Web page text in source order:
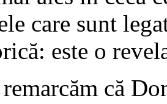
care sunt
este o
că